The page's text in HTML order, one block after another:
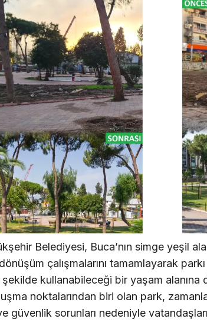
Belediyesi, Buca’nın simge yeşil
çalışmalarını tamamlayarak
şekilde kullanabileceği bir yaşam alanına
noktalarından biri olan park,
güvenlik sorunları nedeniyle